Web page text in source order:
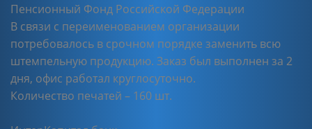
Пенсионный Фонд Российской Федерации
В связи с переименованием организации
потребовалось в срочном порядке заменить всю
штемпельную продукцию. Заказ был выполнен за 2
дня, офис работал круглосуточно.
Количество печатей – 160 шт.